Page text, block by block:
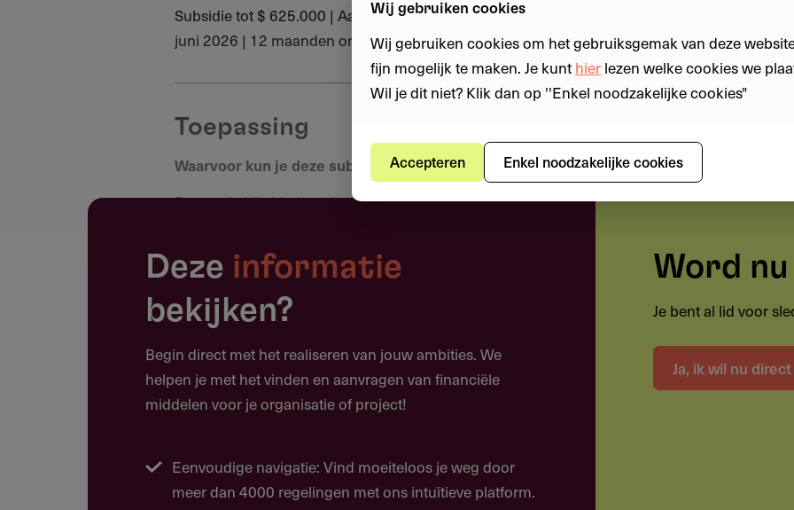
Subsidie tot $ 625.000 | Aanvragers: onderwijsorganisaties wereldwijd | Deadline: 27
juni 2026 | 12 maanden ontwikkelprogramma
Toepassing
Waarvoor kun je deze subsidie gebruiken?
Deze subsidie biedt onderwijsorganisaties tot $ 625.000 voor het ontwikkelen en
onderwijs. De financiering combineert ontwikkelkapitaal met 12 maanden
mentorschap en eindigt met een prijzenpool voor de top drie projecten.
Het programma vraagt aanvragers om significante en meetbare verbeteringen in leer-
van vijf prioriteitsgebieden:
Bereik van gemarginaliseerde en onderbedeelde lerenden, met name in fragiele en
Cultuur en taal als fundament voor identiteit, verbondenheid en betrokkenheid
Deze informatie
bekijken?
Begin direct met het realiseren van jouw ambities. We
helpen je met het vinden en aanvragen van financiële
middelen voor je organisatie of project!
Eenvoudige navigatie: Vind moeiteloos je weg door
meer dan 4000 regelingen met ons intuïtieve platform.
Word nu
Je bent al lid voor
Ja, ik wil nu
Wij gebruiken cookies
Wij gebruiken cookies om het gebruiksgemak van deze
fijn mogelijk te maken. Je kunt hier lezen welke cookies we
Wil je dit niet? Klik dan op ''Enkel noodzakelijke cookies"
Accepteren Enkel noodzakelijke cookies